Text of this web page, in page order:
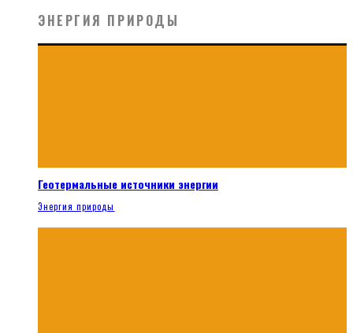
ЭНЕРГИЯ ПРИРОДЫ
Геотермальные источники энергии
Энергия природы